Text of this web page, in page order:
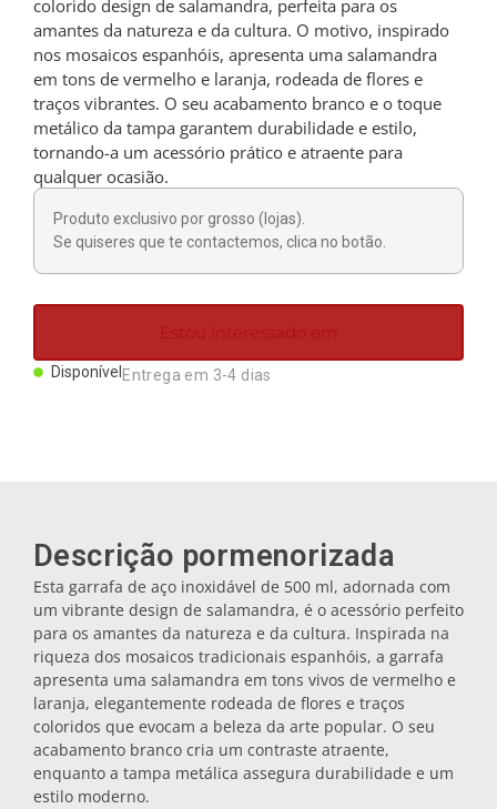
Dedais
Figuras
Ímanes
Porta-chaves
Tampas
Galheteiros
Bases para tachos
Copos
colorido design de salamandra, perfeita para os
amantes da natureza e da cultura. O motivo, inspirado
nos mosaicos espanhóis, apresenta uma salamandra
em tons de vermelho e laranja, rodeada de flores e
traços vibrantes. O seu acabamento branco e o toque
metálico da tampa garantem durabilidade e estilo,
tornando-a um acessório prático e atraente para
qualquer ocasião.
Produto exclusivo por grosso (lojas).
Se quiseres que te contactemos, clica no botão.
Estou interessado em
Disponível Entrega em 3-4 dias
Descrição pormenorizada
Esta garrafa de aço inoxidável de 500 ml, adornada com
um vibrante design de salamandra, é o acessório perfeito
para os amantes da natureza e da cultura. Inspirada na
riqueza dos mosaicos tradicionais espanhóis, a garrafa
apresenta uma salamandra em tons vivos de vermelho e
laranja, elegantemente rodeada de flores e traços
coloridos que evocam a beleza da arte popular. O seu
acabamento branco cria um contraste atraente,
enquanto a tampa metálica assegura durabilidade e um
estilo moderno.